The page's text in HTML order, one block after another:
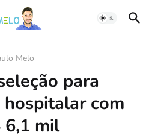
Melo
para
com
6,1 mil